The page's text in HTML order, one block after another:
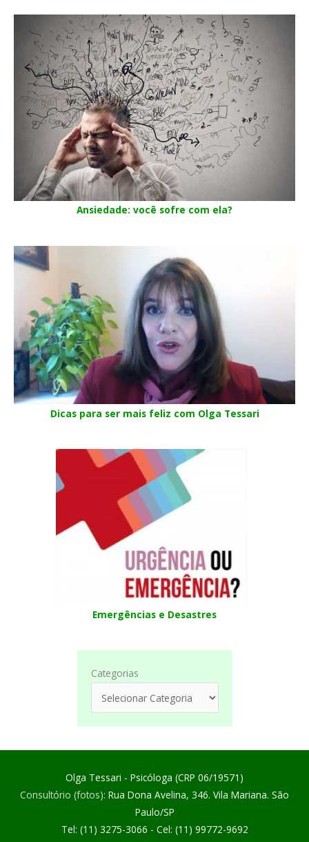
Ansiedade: você sofre com ela?
Dicas para ser mais feliz com Olga Tessari
Emergências e Desastres
Categorias
Olga Tessari - Psicóloga (CRP 06/19571)
Consultório (fotos): Rua Dona Avelina, 346. Vila Mariana. São
Paulo/SP
Tel: (11) 3275-3066 - Cel: (11) 99772-9692